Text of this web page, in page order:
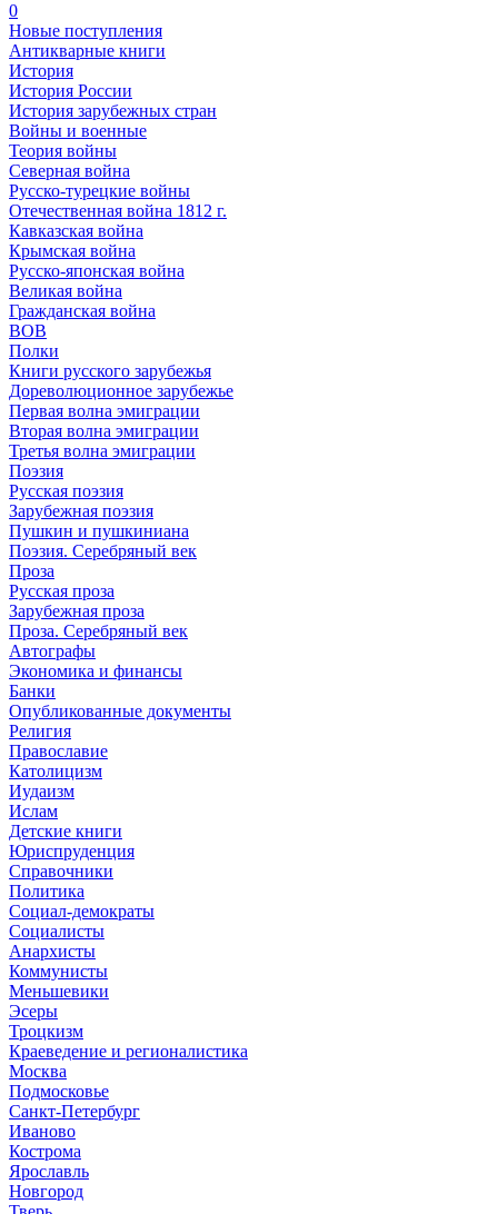
0
Новые поступления
Антикварные книги
История
История России
История зарубежных стран
Войны и военные
Теория войны
Северная война
Русско-турецкие войны
Отечественная война 1812 г.
Кавказская война
Крымская война
Русско-японская война
Великая война
Гражданская война
ВОВ
Полки
Книги русского зарубежья
Дореволюционное зарубежье
Первая волна эмиграции
Вторая волна эмиграции
Третья волна эмиграции
Поэзия
Русская поэзия
Зарубежная поэзия
Пушкин и пушкиниана
Поэзия. Серебряный век
Проза
Русская проза
Зарубежная проза
Проза. Серебряный век
Автографы
Экономика и финансы
Банки
Опубликованные документы
Религия
Православие
Католицизм
Иудаизм
Ислам
Детские книги
Юриспруденция
Справочники
Политика
Социал-демократы
Социалисты
Анархисты
Коммунисты
Меньшевики
Эсеры
Троцкизм
Краеведение и регионалистика
Москва
Подмосковье
Санкт-Петербург
Иваново
Кострома
Ярославль
Новгород